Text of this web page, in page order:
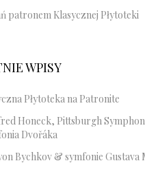
patronem Klasycznej Płytoteki
WPISY
Płytoteka na Patronite
Honeck, Pittsburgh
Dvořáka
Bychkov & symfonie Gustava